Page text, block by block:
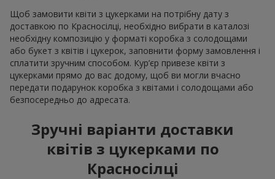
Щоб замовити квіти з цукерками на потрібну дату з
доставкою по Красносілці, необхідно вибрати в каталозі
необхідну композицію у форматі коробка з солодощами
або букет з квітів і цукерок, заповнити форму замовлення і
сплатити зручним способом. Кур’єр привезе квіти з
цукерками прямо до вас додому, щоб ви могли вчасно
передати подарунок коробка з квітами і солодощами або
безпосередньо до адресата.
Зручні варіанти доставки
квітів з цукерками по
Красносілці